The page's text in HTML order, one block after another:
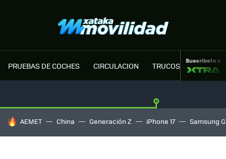
PRUEBAS DE COCHES CIRCULACION TRUCOS MOTOR
Suscríbete a
HOY SE HABLA DE
AEMET China Generación Z iPhone 17 Samsung